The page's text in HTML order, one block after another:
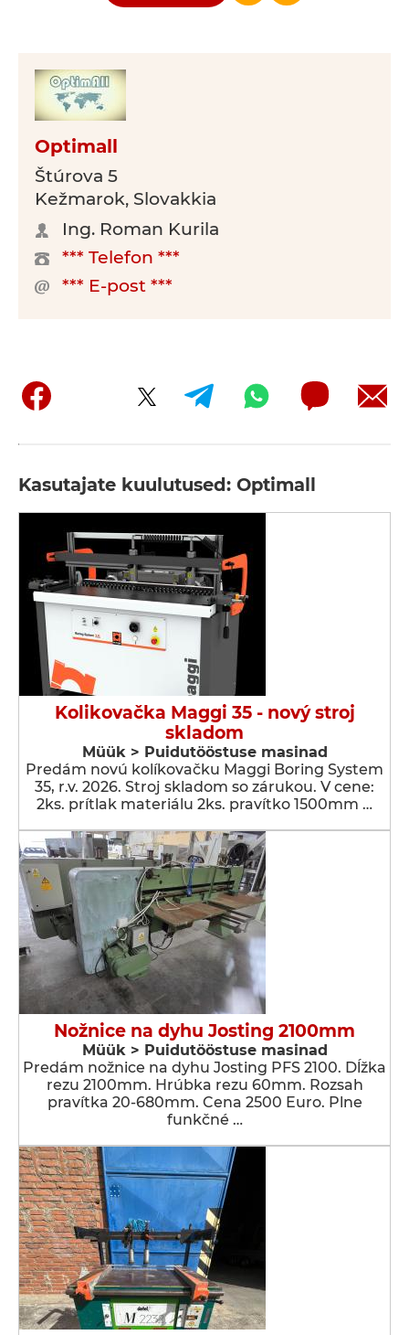
Optimall
Štúrova 5
Kežmarok, Slovakkia
Ing. Roman Kurila
*** Telefon ***
*** E-post ***
Kasutajate kuulutused: Optimall
Kolikovačka Maggi 35 - nový stroj
skladom
Müük > Puidutööstuse masinad
Predám novú kolíkovačku Maggi Boring System
35, r.v. 2026. Stroj skladom so zárukou. V cene:
2ks. prítlak materiálu 2ks. pravítko 1500mm …
Nožnice na dyhu Josting 2100mm
Müük > Puidutööstuse masinad
Predám nožnice na dyhu Josting PFS 2100. Dĺžka
rezu 2100mm. Hrúbka rezu 60mm. Rozsah
pravítka 20-680mm. Cena 2500 Euro. Plne
funkčné …